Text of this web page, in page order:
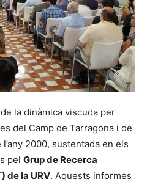
la dinàmica viscuda per
del Camp de Tarragona i de
2000, sustentada en els
pel Grup de Recerca
de la URV. Aquests informes